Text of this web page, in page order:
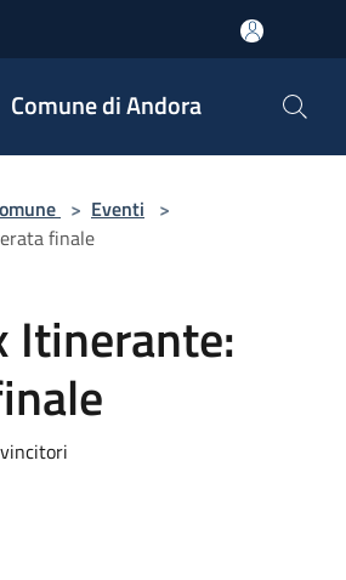
Comune di Andora
> Eventi >
finale
Itinerante: